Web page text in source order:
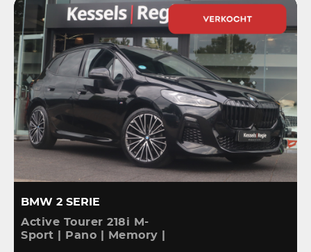
BMW 2 SERIE
Active Tourer 218i M-
Sport | Pano | Memory |